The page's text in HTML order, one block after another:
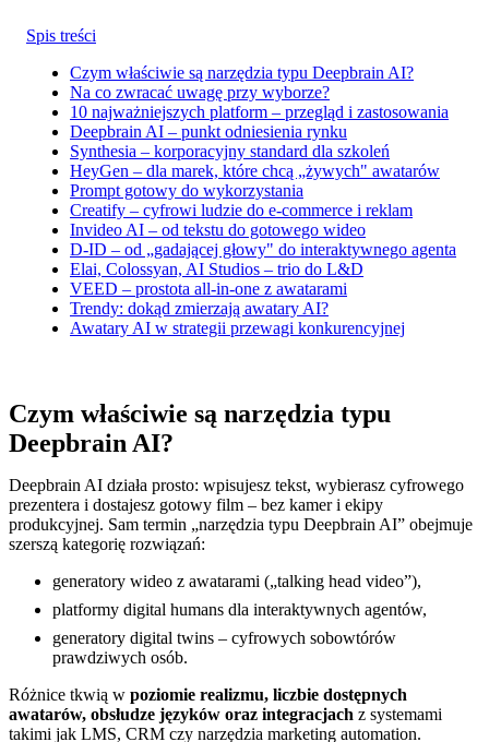
Spis treści
Czym właściwie są narzędzia typu Deepbrain AI?
Na co zwracać uwagę przy wyborze?
10 najważniejszych platform – przegląd i zastosowania
Deepbrain AI – punkt odniesienia rynku
Synthesia – korporacyjny standard dla szkoleń
HeyGen – dla marek, które chcą „żywych" awatarów
Prompt gotowy do wykorzystania
Creatify – cyfrowi ludzie do e-commerce i reklam
Invideo AI – od tekstu do gotowego wideo
D-ID – od „gadającej głowy" do interaktywnego agenta
Elai, Colossyan, AI Studios – trio do L&D
VEED – prostota all-in-one z awatarami
Trendy: dokąd zmierzają awatary AI?
Awatary AI w strategii przewagi konkurencyjnej
Czym właściwie są narzędzia typu
Deepbrain AI?
Deepbrain AI działa prosto: wpisujesz tekst, wybierasz cyfrowego
prezentera i dostajesz gotowy film – bez kamer i ekipy
produkcyjnej. Sam termin „narzędzia typu Deepbrain AI” obejmuje
szerszą kategorię rozwiązań:
generatory wideo z awatarami („talking head video”),
platformy digital humans dla interaktywnych agentów,
generatory digital twins – cyfrowych sobowtórów
prawdziwych osób.
Różnice tkwią w poziomie realizmu, liczbie dostępnych
awatarów, obsłudze języków oraz integracjach z systemami
takimi jak LMS, CRM czy narzędzia marketing automation.